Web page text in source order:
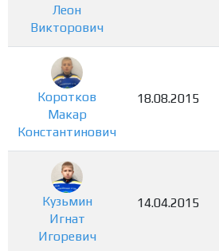
Леон
Викторович
Коротков
Макар
Константинович
18.08.2015
Кузьмин
Игнат
Игоревич
14.04.2015